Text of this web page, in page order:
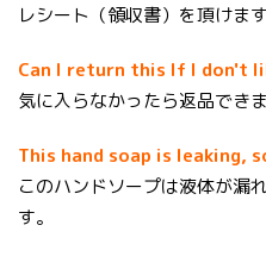
レシート（領収書）を頂けま
Can I return this If I don't
気に入らなかったら返品でき
This hand soap is leaking,
このハンドソープは液体が漏
す。